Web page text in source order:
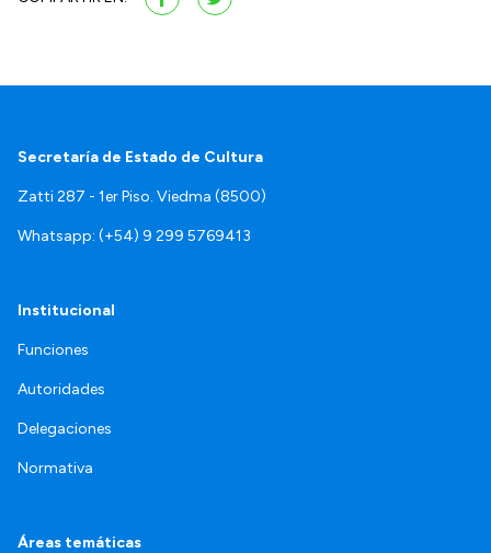
Secretaría de Estado de Cultura
Zatti 287 - 1er Piso. Viedma (8500)
Whatsapp: (+54) 9 299 5769413
Institucional
Funciones
Autoridades
Delegaciones
Normativa
Áreas temáticas